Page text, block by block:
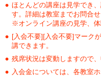
ほとんどの講座は見学でき
す。詳細は教室までお問合せ
※オンライン講座の見学、体
[入会不要][入会不要]マーク
講できます。
残席状況は変動しますので
入会金については、各教室